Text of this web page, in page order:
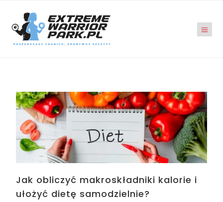
Jak obliczyć makroskładniki kalorie i
ułożyć dietę samodzielnie?